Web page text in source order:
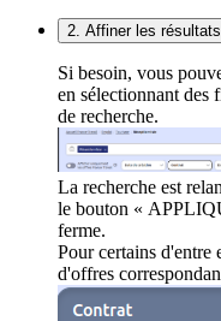
2. Affiner les
Si besoin, vous
en sélectionnant des
de recherche.
La recherche est
le bouton «
ferme.
Pour certains d'entre
d'offres